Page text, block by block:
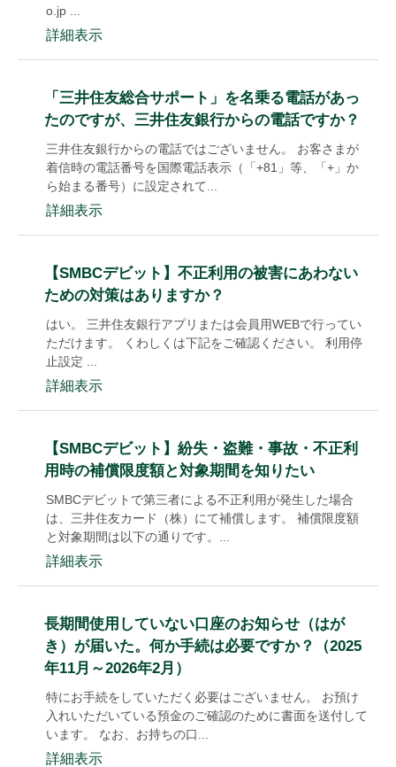
o.jp ...
詳細表示
「三井住友総合サポート」を名乗る電話があっ
たのですが、三井住友銀行からの電話ですか？
三井住友銀行からの電話ではございません。 お客さまが
着信時の電話番号を国際電話表示（「+81」等、「+」か
ら始まる番号）に設定されて...
詳細表示
【SMBCデビット】不正利用の被害にあわない
ための対策はありますか？
はい。 三井住友銀行アプリまたは会員用WEBで行ってい
ただけます。 くわしくは下記をご確認ください。 利用停
止設定 ...
詳細表示
【SMBCデビット】紛失・盗難・事故・不正利
用時の補償限度額と対象期間を知りたい
SMBCデビットで第三者による不正利用が発生した場合
は、三井住友カード（株）にて補償します。 補償限度額
と対象期間は以下の通りです。...
詳細表示
長期間使用していない口座のお知らせ（はが
き）が届いた。何か手続は必要ですか？（2025
年11月～2026年2月）
特にお手続をしていただく必要はございません。 お預け
入れいただいている預金のご確認のために書面を送付して
います。 なお、お持ちの口...
詳細表示